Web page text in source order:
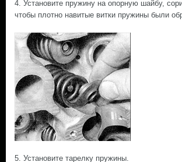
4. Установите пружину на опорную шайбу,
чтобы плотно навитые витки пружины были
5. Установите тарелку пружины.